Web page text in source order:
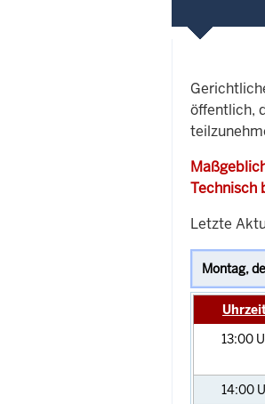
öffentlich,
Technisch
Letzte
13:00
14:00